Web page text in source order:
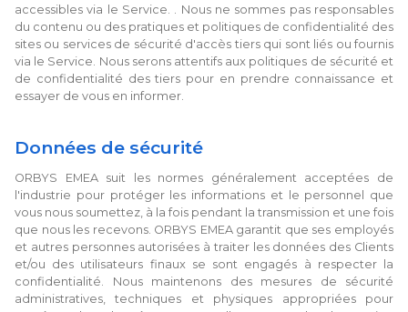
accessibles via le Service. . Nous ne sommes pas responsables
du contenu ou des pratiques et politiques de confidentialité des
sites ou services de sécurité d'accès tiers qui sont liés ou fournis
via le Service. Nous serons attentifs aux politiques de sécurité et
de confidentialité des tiers pour en prendre connaissance et
essayer de vous en informer.
Données de sécurité
ORBYS EMEA suit les normes généralement acceptées de
l'industrie pour protéger les informations et le personnel que
vous nous soumettez, à la fois pendant la transmission et une fois
que nous les recevons. ORBYS EMEA garantit que ses employés
et autres personnes autorisées à traiter les données des Clients
et/ou des utilisateurs finaux se sont engagés à respecter la
confidentialité. Nous maintenons des mesures de sécurité
administratives, techniques et physiques appropriées pour